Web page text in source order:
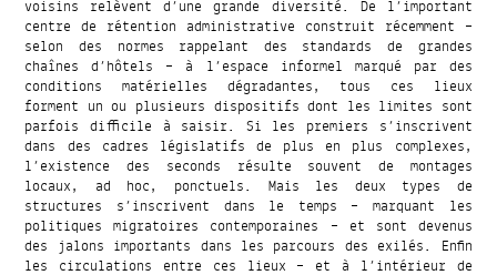
voisins relèvent d’une grande diversité. De l’important
centre de rétention administrative construit récemment –
selon des normes rappelant des standards de grandes
chaînes d’hôtels – à l’espace informel marqué par des
conditions matérielles dégradantes, tous ces lieux
forment un ou plusieurs dispositifs dont les limites sont
parfois difficile à saisir. Si les premiers s’inscrivent
dans des cadres législatifs de plus en plus complexes,
l’existence des seconds résulte souvent de montages
locaux, ad hoc, ponctuels. Mais les deux types de
structures s’inscrivent dans le temps – marquant les
politiques migratoires contemporaines – et sont devenus
des jalons importants dans les parcours des exilés. Enfin
les circulations entre ces lieux – et à l’intérieur de